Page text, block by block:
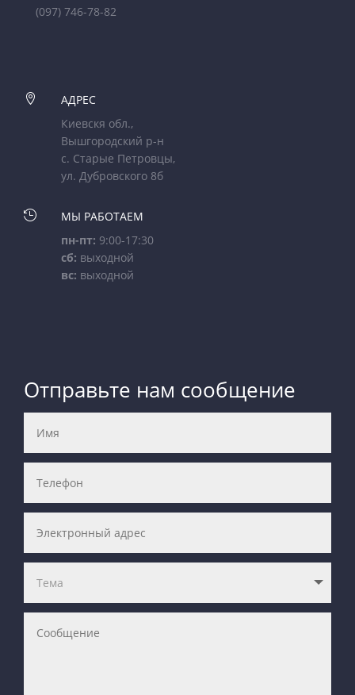
(097) 746-78-82

АДРЕС
Киевскя обл.,
Вышгородский р-н
с. Старые Петровцы,
ул. Дубровского 8б

МЫ РАБОТАЕМ
пн-пт: 9:00-17:30
сб: выходной
вс: выходной
Отправьте нам сообщение